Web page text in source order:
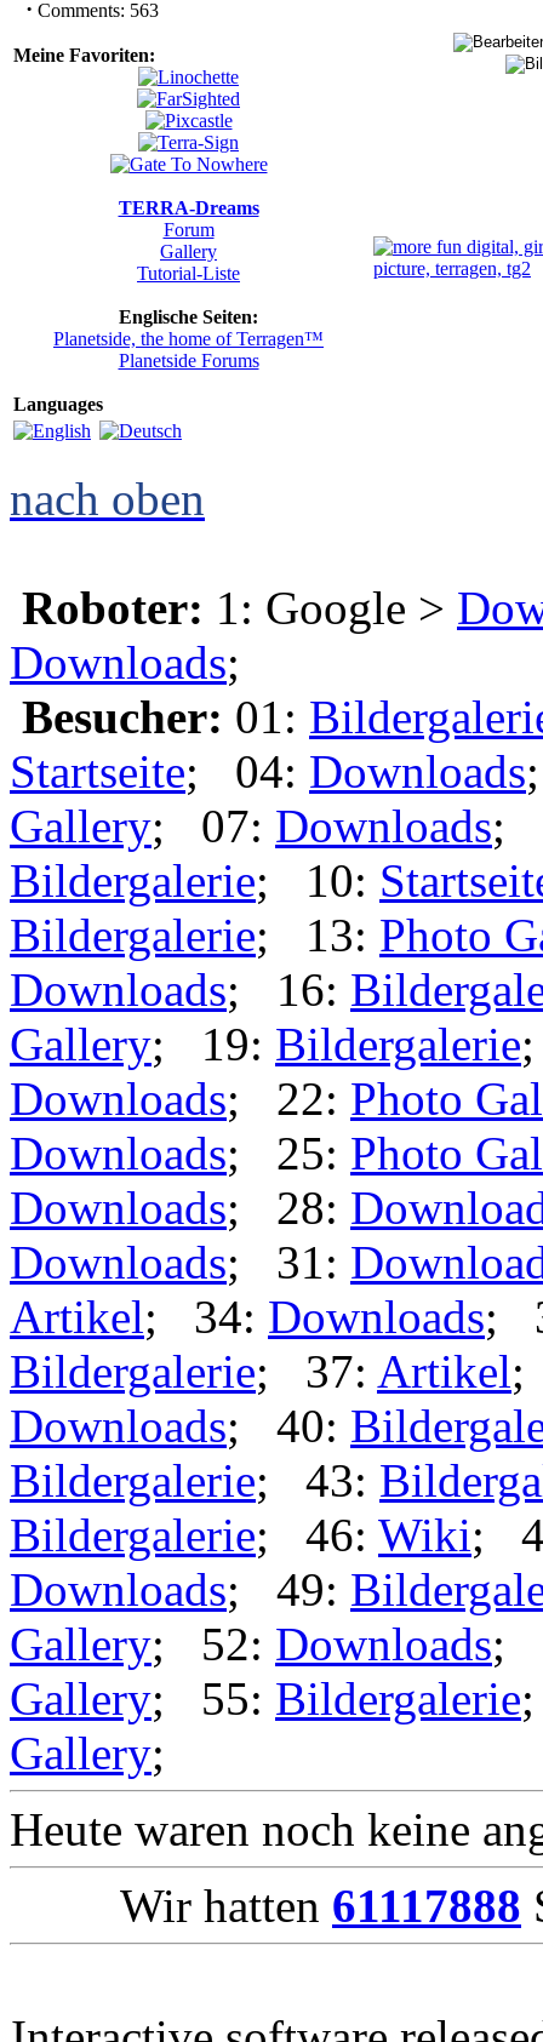
· Comments: 563
Meine Favoriten:
TERRA-Dreams
Forum
Gallery
Tutorial-Liste
Englische Seiten:
Planetside, the home of Terragen™
Planetside Forums
Languages
nach oben
Roboter: 1: Google >
Downloads;
Besucher: 01:
Startseite; 04: Downloads
Gallery; 07: Downloads;
Bildergalerie; 10:
Bildergalerie; 13: Photo
Downloads; 16:
Gallery; 19: Bildergalerie
Downloads; 22: Photo
Downloads; 25: Photo
Downloads; 28:
Downloads; 31:
Artikel; 34: Downloads;
Bildergalerie; 37: Artikel;
Downloads; 40:
Bildergalerie; 43:
Bildergalerie; 46: Wiki;
Downloads; 49:
Gallery; 52: Downloads;
Gallery; 55: Bildergalerie
Gallery;
Heute waren noch keine
Wir hatten 61117888